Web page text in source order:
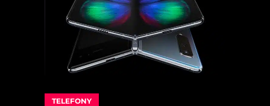
TELEFONY